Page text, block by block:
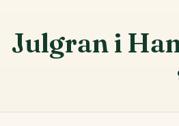
Julgran i